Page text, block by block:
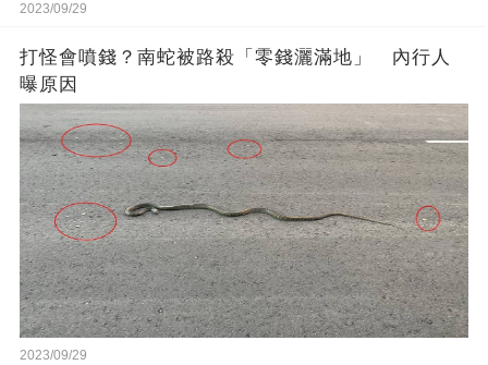
2023/09/29
打怪會噴錢？南蛇被路殺「零錢灑滿地」 內行人
曝原因
2023/09/29